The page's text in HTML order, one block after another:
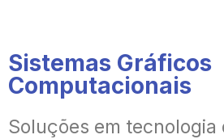
Sistemas Gráficos
Computacionais
Soluções em tecnologia